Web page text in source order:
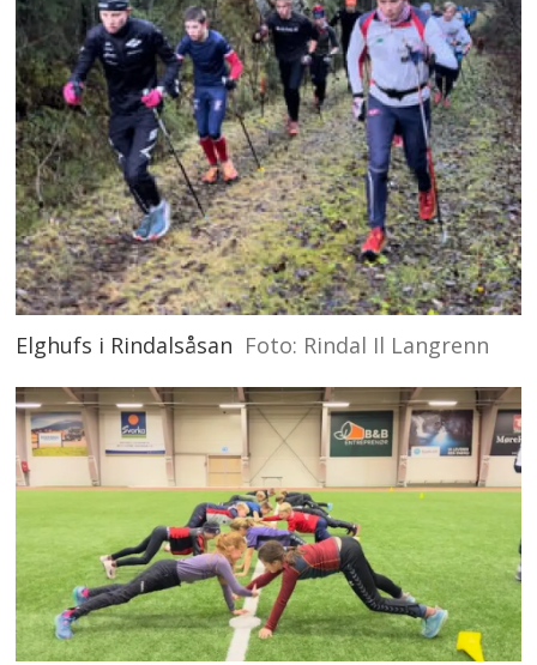
Elghufs i Rindalsåsan Foto: Rindal Il Langrenn